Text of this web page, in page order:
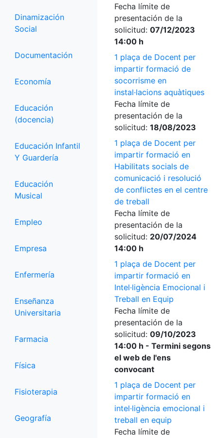
Dinamización
Social
Documentación
Economía
Educación
(docencia)
Educación Infantil
Y Guardería
Educación
Musical
Empleo
Empresa
Enfermería
Enseñanza
Universitaria
Farmacia
Física
Fisioterapia
Geografía
Fecha límite de
presentación de la
solicitud: 07/12/2023
14:00 h
1 plaça de Docent per
impartir formació de
socorrisme en
instal·lacions aquàtiques
Fecha límite de
presentación de la
solicitud: 18/08/2023
1 plaça de Docent per
impartir formació en
Habilitats socials de
comunicació i resolució
de conflictes en el centre
de treball
Fecha límite de
presentación de la
solicitud: 20/07/2024
14:00 h
1 plaça de Docent per
impartir formació en
Intel·ligència Emocional i
Treball en Equip
Fecha límite de
presentación de la
solicitud: 09/10/2023
14:00 h - Termini segons
el web de l'ens
convocant
1 plaça de Docent per
impartir formació en
intel·ligència emocional i
treball en equip
Fecha límite de